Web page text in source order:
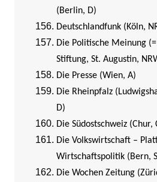
(Berlin, D)
Deutschlandfunk (Köln,
Die Politische Meinung
Stiftung, St. Augustin,
Die Presse (Wien, A)
Die Rheinpfalz
D)
Die Südostschweiz (Chur,
Die Volkswirtschaft –
Wirtschaftspolitik (Bern,
Die Wochen Zeitung